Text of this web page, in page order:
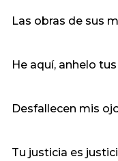
Las obras de sus
He aquí, anhelo
Desfallecen mis
Tu justicia es